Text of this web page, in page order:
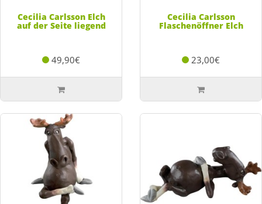
Cecilia Carlsson Elch
auf der Seite liegend
49,90€
Cecilia Carlsson
Flaschenöffner Elch
23,00€